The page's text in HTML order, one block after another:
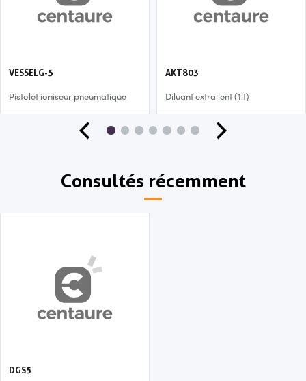
VESSELG-5
Pistolet ioniseur pneumatique
AKT803
Diluant extra lent (1lt)
Consultés récemment
DGS5